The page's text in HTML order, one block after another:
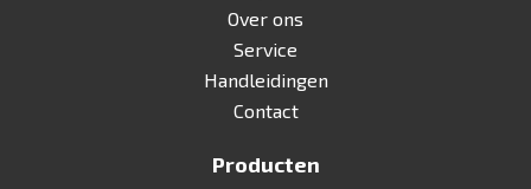
Over ons
Service
Handleidingen
Contact
Producten